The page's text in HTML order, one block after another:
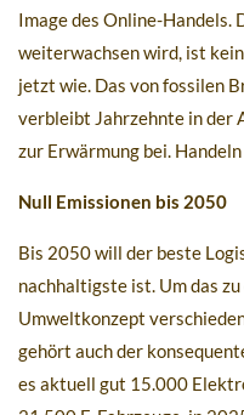
Image des Online-Handels.
weiterwachsen wird, ist
jetzt wie. Das von fossilen
verbleibt Jahrzehnte in der
zur Erwärmung bei.
Null Emissionen bis 2050
Bis 2050 will der beste
nachhaltigste ist. Um das
Umweltkonzept
gehört auch der
es aktuell gut 15.000